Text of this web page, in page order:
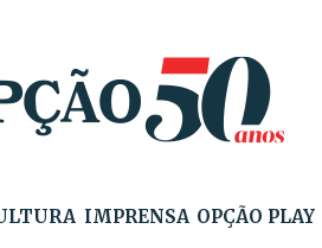
IMPRENSA OPÇÃO PLAY